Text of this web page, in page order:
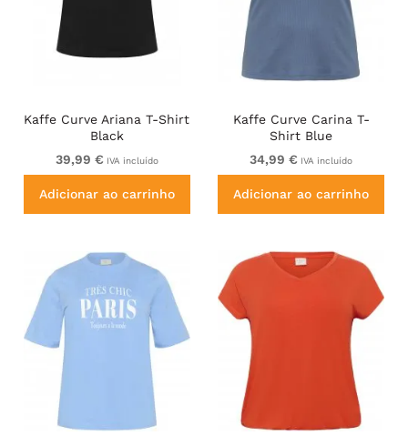
Kaffe Curve Ariana T-Shirt
Black
39,99 € IVA incluído
Adicionar ao carrinho
Kaffe Curve Carina T-
Shirt Blue
34,99 € IVA incluído
Adicionar ao carrinho